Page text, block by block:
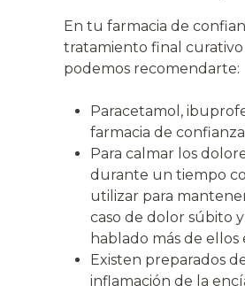
En tu farmacia de
tratamiento final
podemos recomendarte:
Paracetamol,
farmacia de
Para calmar los
durante un tiempo
utilizar para
caso de dolor súbito
hablado más de
Existen preparados
inflamación de la